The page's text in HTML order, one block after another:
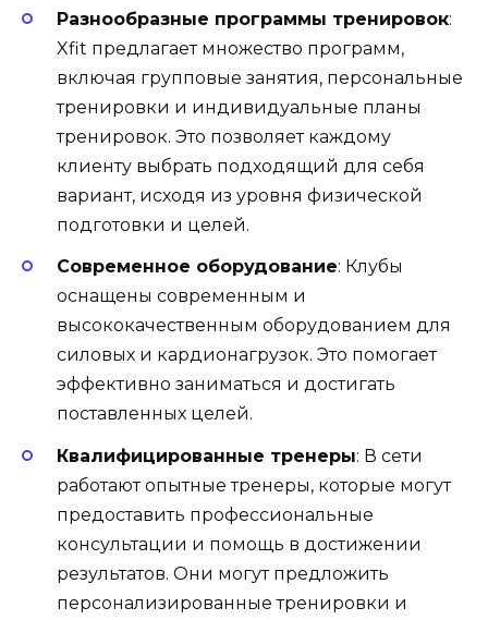
Разнообразные программы тренировок:
Xfit предлагает множество программ,
включая групповые занятия, персональные
тренировки и индивидуальные планы
тренировок. Это позволяет каждому
клиенту выбрать подходящий для себя
вариант, исходя из уровня физической
подготовки и целей.
Современное оборудование: Клубы
оснащены современным и
высококачественным оборудованием для
силовых и кардионагрузок. Это помогает
эффективно заниматься и достигать
поставленных целей.
Квалифицированные тренеры: В сети
работают опытные тренеры, которые могут
предоставить профессиональные
консультации и помощь в достижении
результатов. Они могут предложить
персонализированные тренировки и